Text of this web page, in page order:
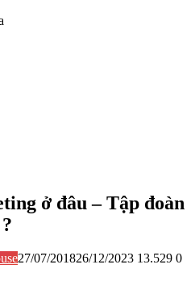
ở đâu – Tập đoàn
27/07/201826/12/2023 13.529 0